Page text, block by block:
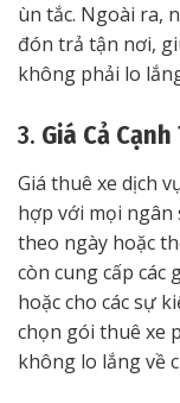
ùn tắc. Ngoài ra,
đón trả tận nơi,
không phải lo
3. Giá Cả
Giá thuê xe dịch
hợp với mọi ngân
theo ngày hoặc
còn cung cấp các
hoặc cho các sự
chọn gói thuê xe
không lo lắng về